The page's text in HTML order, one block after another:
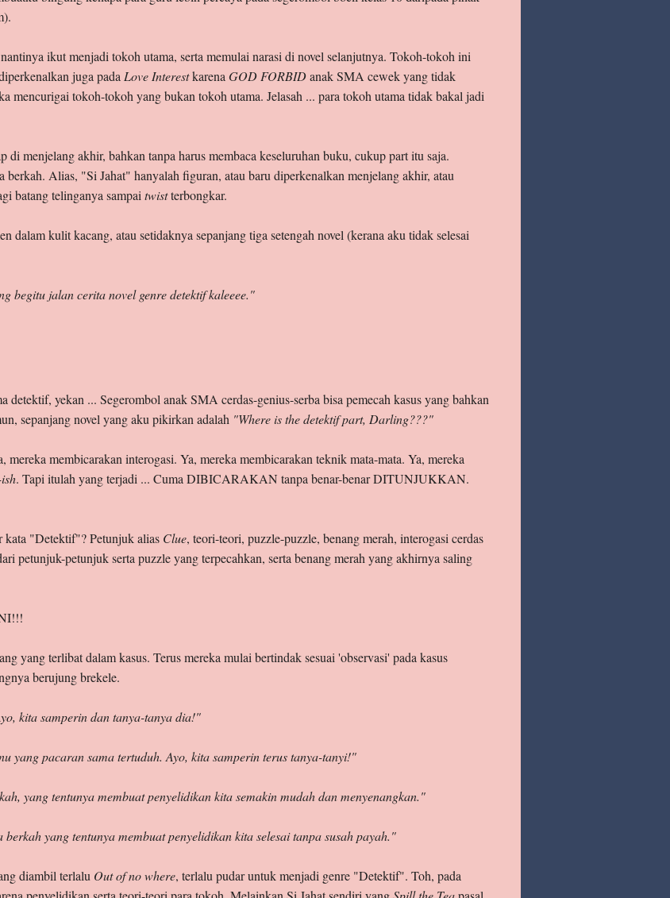
ikut menjadi tokoh utama, serta memulai narasi di novel selanjutnya. Tokoh-tokoh ini
juga padaLove InterestkarenaGOD FORBIDanak SMA cewek yang tidak
mencurigai tokoh-tokoh yang bukan tokoh utama. Jelasah ... para tokoh utama tidak bakal jadi
di menjelang akhir, bahkan tanpa harus membaca keseluruhan buku, cukup part itu saja.
berkah. Alias, "Si Jahat" hanyalah figuran, atau baru diperkenalkan menjelang akhir, atau
batang telinganya sampaitwistterbongkar.
dalam kulit kacang, atau setidaknya sepanjang tiga setengah novel (kerana aku tidak selesai
begitu jalan cerita novel genre detektif kaleeee."
detektif, yekan ... Segerombol anak SMA cerdas-genius-serba bisa pemecah kasus yang bahkan
sepanjang novel yang aku pikirkan adalah "Where is the detektif part, Darling???"
mereka membicarakan interogasi. Ya, mereka membicarakan teknik mata-mata. Ya, mereka
. Tapi itulah yang terjadi ... Cuma DIBICARAKAN tanpa benar-benar DITUNJUKKAN.
kata "Detektif"? Petunjuk alias Clue, teori-teori, puzzle-puzzle, benang merah, interogasi cerdas
petunjuk-petunjuk serta puzzle yang terpecahkan, serta benang merah yang akhirnya saling
yang terlibat dalam kasus. Terus mereka mulai bertindak sesuai 'observasi' pada kasus
berujung brekele.
kita samperin dan tanya-tanya dia!"
yang pacaran sama tertuduh. Ayo, kita samperin terus tanya-tanyi!"
yang tentunya membuat penyelidikan kita semakin mudah dan menyenangkan."
yang tentunya membuat penyelidikan kita selesai tanpa susah payah."
diambil terlalu Out of no where, terlalu pudar untuk menjadi genre "Detektif". Toh, pada